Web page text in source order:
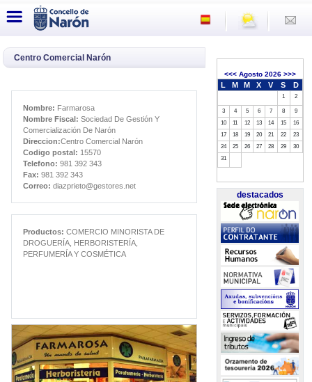
Centro Comercial Narón
Nombre: Farmarosa
Nombre Fiscal: Sociedad De Gestión Y
Comercialización De Narón
Direccion:Centro Comercial Narón
Codigo postal: 15570
Telefono: 981 392 343
Fax: 981 392 343
Correo: diazprieto@gestores.net
Productos: COMERCIO MINORISTA DE
DROGUERÍA, HERBORISTERÍA,
PERFUMERÍA Y COSMÉTICA
<<<Agosto 2026 >>>
L M M X V S D
1 2
3 4 5 6 7 8
9
10
11 12 13 14 15
16
17
18 19 20 21 22
23
24
25 26 27 28 29
30
31
destacados